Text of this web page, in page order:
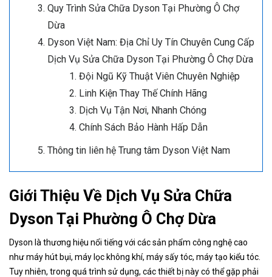
Quy Trình Sửa Chữa Dyson Tại Phường Ô Chợ
Dừa
Dyson Việt Nam: Địa Chỉ Uy Tín Chuyên Cung Cấp
Dịch Vụ Sửa Chữa Dyson Tại Phường Ô Chợ Dừa
Đội Ngũ Kỹ Thuật Viên Chuyên Nghiệp
Linh Kiện Thay Thế Chính Hãng
Dịch Vụ Tận Nơi, Nhanh Chóng
Chính Sách Bảo Hành Hấp Dẫn
Thông tin liên hệ Trung tâm Dyson Việt Nam
Giới Thiệu Về Dịch Vụ Sửa Chữa
Dyson Tại Phường Ô Chợ Dừa
Dyson là thương hiệu nổi tiếng với các sản phẩm công nghệ cao
như máy hút bụi, máy lọc không khí, máy sấy tóc, máy tạo kiểu tóc.
Tuy nhiên, trong quá trình sử dụng, các thiết bị này có thể gặp phải